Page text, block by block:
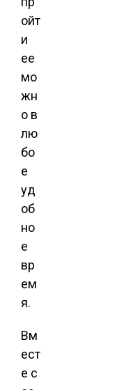
ойт
и
ее
мо
жн
о в
лю
бо
е
уд
об
но
е
вр
ем
я.
Вм
ест
е с